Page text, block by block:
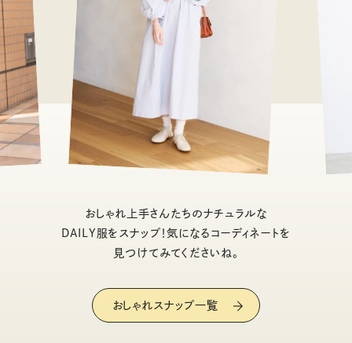
おしゃれ上手さんたちのナチュラルな
DAILY服をスナップ！気になるコーディネートを
見つけてみてくださいね。
おしゃれスナップ一覧